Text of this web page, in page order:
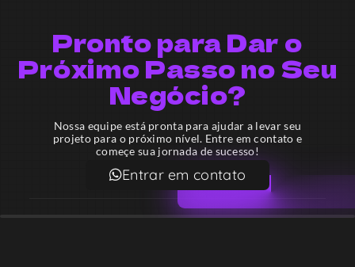
Pronto para Dar o
Próximo Passo no Seu
Negócio?
Nossa equipe está pronta para ajudar a levar seu
projeto para o próximo nível. Entre em contato e
começe sua jornada de sucesso!
Entrar em contato